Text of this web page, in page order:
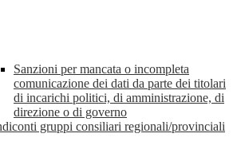
Sanzioni per mancata o incompleta
comunicazione dei dati da parte dei titolari
di incarichi politici, di amministrazione, di
direzione o di governo
gruppi consiliari regionali/provinciali